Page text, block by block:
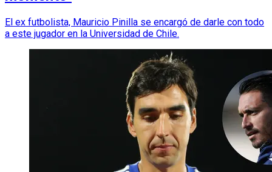
El ex futbolista, Mauricio Pinilla se encargó de darle con todo
a este jugador en la Universidad de Chile.